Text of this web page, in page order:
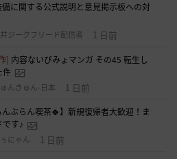
備に関する公式説明と意見掲示板への対
ジークフリード配信者 1 日前
] 内容ないびみょマンガ その45 転生し
件
んきゅん-日本 1 日前
んぶらん喫茶🍀】新規復帰者大歓迎！ま
す♪
にゃん 1 日前